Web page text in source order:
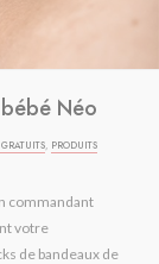
Néo
, PRODUITS
commandant
votre
de bandeaux de